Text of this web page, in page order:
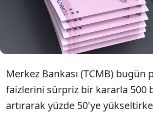
eklendiğinde kredinin
117'lik üç haneli tarihi orana
Merkez Bankası (TCMB) bugün
faizlerini sürpriz bir kararla 500
artırarak yüzde 50'ye